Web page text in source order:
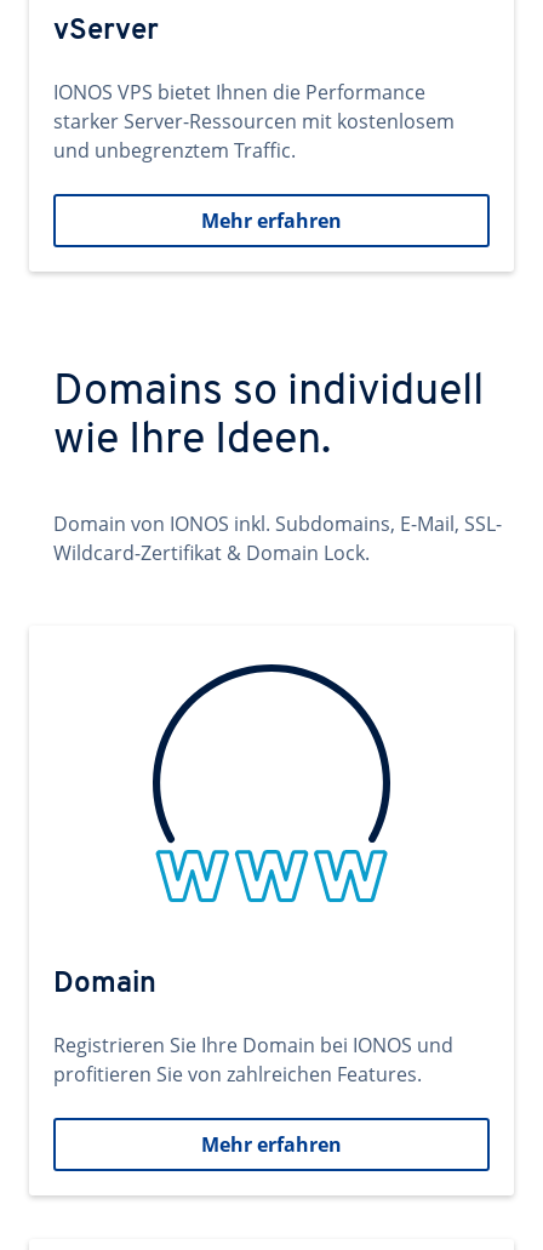
vServer
IONOS VPS bietet Ihnen die Performance
starker Server-Ressourcen mit kostenlosem
und unbegrenztem Traffic.
Mehr erfahren
Domains so individuell
wie Ihre Ideen.
Domain von IONOS inkl. Subdomains, E-Mail, SSL-
Wildcard-Zertifikat & Domain Lock.
Domain
Registrieren Sie Ihre Domain bei IONOS und
profitieren Sie von zahlreichen Features.
Mehr erfahren